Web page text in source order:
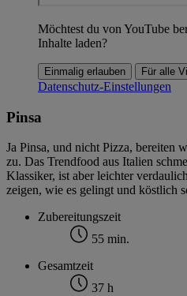
Möchtest du von YouTube
Inhalte laden?
Einmalig erlauben Für alle
Datenschutz-Einstellungen
Pinsa
Ja Pinsa, und nicht Pizza, bereiten
zu. Das Trendfood aus Italien
Klassiker, ist aber leichter
zeigen, wie es gelingt und köstlich
Zubereitungszeit
55 min.
Gesamtzeit
37 h